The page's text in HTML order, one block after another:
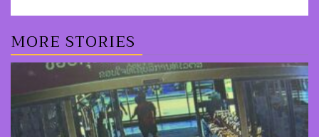
MORE STORIES